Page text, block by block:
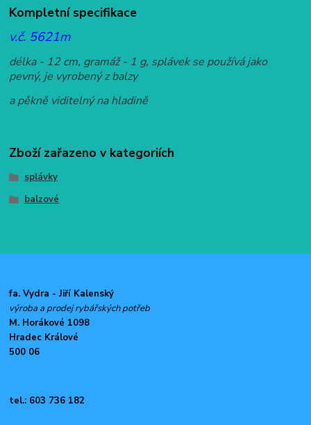
Kompletní specifikace
v.č. 5621m
délka - 12 cm, gramáž - 1 g, splávek se používá jako
pevný, je vyrobený z balzy
a pěkně viditelný na hladině
Zboží zařazeno v kategoriích
splávky
balzové
fa. Vydra - Jiří Kalenský
výroba a prodej rybářských potřeb
M. Horákové 1098
Hradec Králové
500 06
tel.: 603 736 182